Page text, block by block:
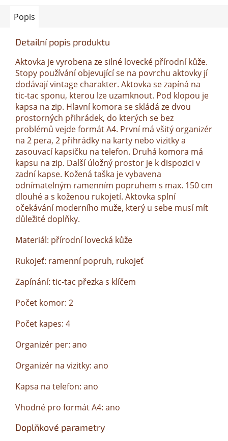
Popis
Detailní popis produktu
Aktovka je vyrobena ze silné lovecké přírodní kůže.
Stopy používání objevující se na povrchu aktovky jí
dodávají vintage charakter. Aktovka se zapíná na
tic-tac sponu, kterou lze uzamknout. Pod klopou je
kapsa na zip. Hlavní komora se skládá ze dvou
prostorných přihrádek, do kterých se bez
problémů vejde formát A4. První má všitý organizér
na 2 pera, 2 přihrádky na karty nebo vizitky a
zasouvací kapsičku na telefon. Druhá komora má
kapsu na zip. Další úložný prostor je k dispozici v
zadní kapse. Kožená taška je vybavena
odnímatelným ramenním popruhem s max. 150 cm
dlouhé a s koženou rukojetí. Aktovka splní
očekávání moderního muže, který u sebe musí mít
důležité doplňky.
Materiál: přírodní lovecká kůže
Rukojeť: ramenní popruh, rukojeť
Zapínání: tic-tac přezka s klíčem
Počet komor: 2
Počet kapes: 4
Organizér per: ano
Organizér na vizitky: ano
Kapsa na telefon: ano
Vhodné pro formát A4: ano
Doplňkové parametry